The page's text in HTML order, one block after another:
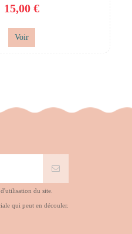
15,00 €
Voir
du site.
qui peut en découler.